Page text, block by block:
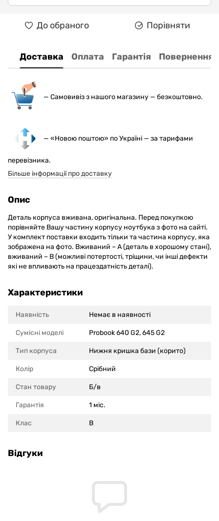
До обраного Порівняти
Доставка Оплата Гарантія Повернення
— Самовивіз з нашого магазину — безкоштовно.
— «Новою поштою» по Україні — за тарифами
перевізника.
Більше інформації про доставку
Опис
Деталь корпуса вживана, оригінальна. Перед покупкою
порівняйте Вашу частину корпусу ноутбука з фото на сайті.
У комплект поставки входить тільки та частина корпусу, яка
зображена на фото. Вживаний – А (деталь в хорошому стані),
вживаний – В (можливі потертості, тріщини, чи інші дефекти
які не впливають на працездатність деталі).
Характеристики
Наявність Немає в наявності
Сумісні моделi Probook 640 G2, 645 G2
Тип корпуса Нижня кришка бази (корито)
Колір Срібний
Стан товару Б/в
Гарантія 1 міс.
Клас B
Відгуки